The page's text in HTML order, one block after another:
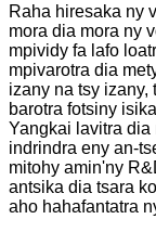
Raha hiresaka ny
mora dia mora ny
mpividy fa lafo
mpivarotra dia
izany na tsy izany,
barotra fotsiny
Yangkai lavitra dia
indrindra eny an-
mitohy amin'ny
antsika dia tsara
aho hahafantatra